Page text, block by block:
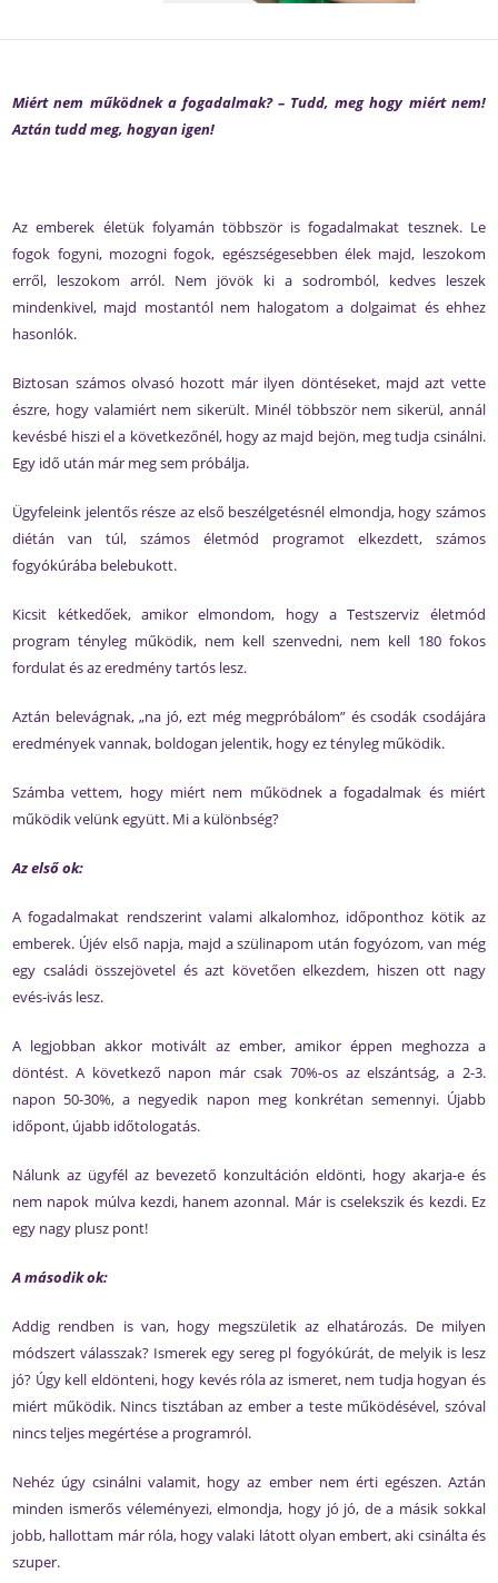
Miért nem működnek a fogadalmak? – Tudd, meg hogy miért nem!
Aztán tudd meg, hogyan igen!
Az emberek életük folyamán többször is fogadalmakat tesznek. Le
fogok fogyni, mozogni fogok, egészségesebben élek majd, leszokom
erről, leszokom arról. Nem jövök ki a sodromból, kedves leszek
mindenkivel, majd mostantól nem halogatom a dolgaimat és ehhez
hasonlók.
Biztosan számos olvasó hozott már ilyen döntéseket, majd azt vette
észre, hogy valamiért nem sikerült. Minél többször nem sikerül, annál
kevésbé hiszi el a következőnél, hogy az majd bejön, meg tudja csinálni.
Egy idő után már meg sem próbálja.
Ügyfeleink jelentős része az első beszélgetésnél elmondja, hogy számos
diétán van túl, számos életmód programot elkezdett, számos
fogyókúrába belebukott.
Kicsit kétkedőek, amikor elmondom, hogy a Testszerviz életmód
program tényleg működik, nem kell szenvedni, nem kell 180 fokos
fordulat és az eredmény tartós lesz.
Aztán belevágnak, „na jó, ezt még megpróbálom” és csodák csodájára
eredmények vannak, boldogan jelentik, hogy ez tényleg működik.
Számba vettem, hogy miért nem működnek a fogadalmak és miért
működik velünk együtt. Mi a különbség?
Az első ok:
A fogadalmakat rendszerint valami alkalomhoz, időponthoz kötik az
emberek. Újév első napja, majd a szülinapom után fogyózom, van még
egy családi összejövetel és azt követően elkezdem, hiszen ott nagy
evés-ivás lesz.
A legjobban akkor motivált az ember, amikor éppen meghozza a
döntést. A következő napon már csak 70%-os az elszántság, a 2-3.
napon 50-30%, a negyedik napon meg konkrétan semennyi. Újabb
időpont, újabb időtologatás.
Nálunk az ügyfél az bevezető konzultáción eldönti, hogy akarja-e és
nem napok múlva kezdi, hanem azonnal. Már is cselekszik és kezdi. Ez
egy nagy plusz pont!
A második ok:
Addig rendben is van, hogy megszületik az elhatározás. De milyen
módszert válasszak? Ismerek egy sereg pl fogyókúrát, de melyik is lesz
jó? Úgy kell eldönteni, hogy kevés róla az ismeret, nem tudja hogyan és
miért működik. Nincs tisztában az ember a teste működésével, szóval
nincs teljes megértése a programról.
Nehéz úgy csinálni valamit, hogy az ember nem érti egészen. Aztán
minden ismerős véleményezi, elmondja, hogy jó jó, de a másik sokkal
jobb, hallottam már róla, hogy valaki látott olyan embert, aki csinálta és
szuper.